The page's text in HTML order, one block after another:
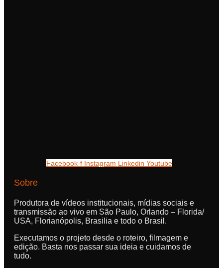
Facebook-f Instagram Linkedin Youtube
Sobre
Produtora de vídeos institucionais, mídias sociais e
transmissão ao vivo em São Paulo, Orlando – Florida/
USA, Florianópolis, Brasilia e todo o Brasil.
Executamos o projeto desde o roteiro, filmagem e
edição. Basta nos passar sua ideia e cuidamos de
tudo.